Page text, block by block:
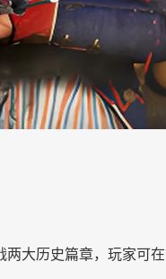
两大历史篇章，玩家可在